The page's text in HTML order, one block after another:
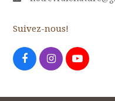
Suivez-nous!
FacebookInstagram